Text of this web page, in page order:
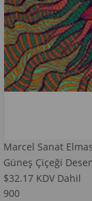
Marcel Sanat
Güneş Çiçeği
$32.17 KDV Dahil
900